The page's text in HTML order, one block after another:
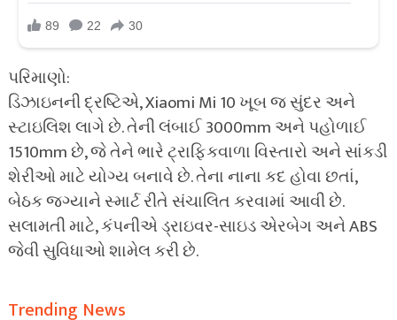
પરિમાણો:
ડિઝાઇનની દ્રષ્ટિએ, Xiaomi Mi 10 ખૂબ જ સુંદર અને
સ્ટાઇલિશ લાગે છે. તેની લંબાઈ 3000mm અને પહોળાઈ
1510mm છે, જે તેને ભારે ટ્રાફિકવાળા વિસ્તારો અને સાંકડી
શેરીઓ માટે યોગ્ય બનાવે છે. તેના નાના કદ હોવા છતાં,
બેઠક જગ્યાને સ્માર્ટ રીતે સંચાલિત કરવામાં આવી છે.
સલામતી માટે, કંપનીએ ડ્રાઇવર-સાઇડ એરબેગ અને ABS
જેવી સુવિધાઓ શામેલ કરી છે.
Trending News